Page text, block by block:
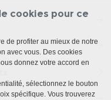
cookies pour ce
de profiter au mieux de notre
avec vous. Des cookies
donnez votre accord en
sélectionnez le bouton
spécifique. Vous trouverez